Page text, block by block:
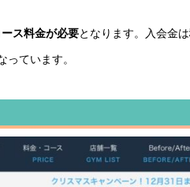
ス料金が必要となります。入会金は
っています。